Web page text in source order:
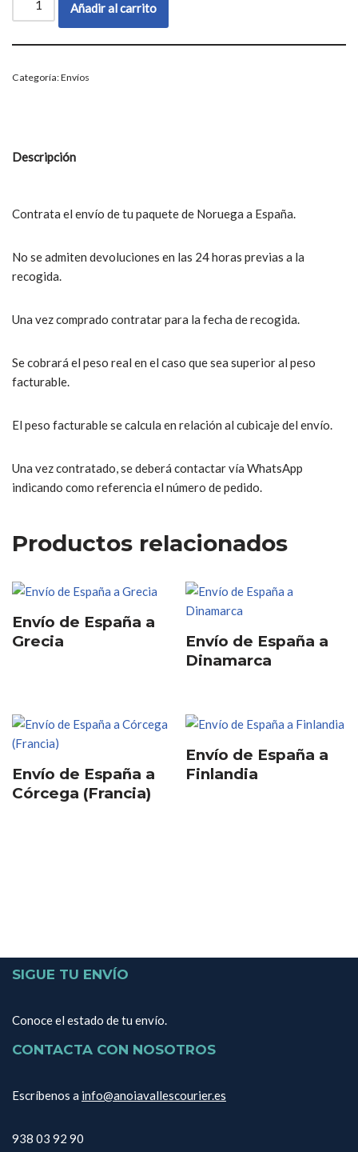
Añadir al carrito
Categoría:Envíos
Descripción
Contrata el envío de tu paquete de Noruega a España.
No se admiten devoluciones en las 24 horas previas a la
recogida.
Una vez comprado contratar para la fecha de recogida.
Se cobrará el peso real en el caso que sea superior al peso
facturable.
El peso facturable se calcula en relación al cubicaje del envío.
Una vez contratado, se deberá contactar vía WhatsApp
indicando como referencia el número de pedido.
Productos relacionados
Envío de España a
Grecia
Envío de España a
Dinamarca
Envío de España a
Córcega (Francia)
Envío de España a
Finlandia
SIGUE TU ENVÍO
Conoce el estado de tu envío.
CONTACTA CON NOSOTROS
Escríbenos a info@anoiavallescourier.es
938 03 92 90